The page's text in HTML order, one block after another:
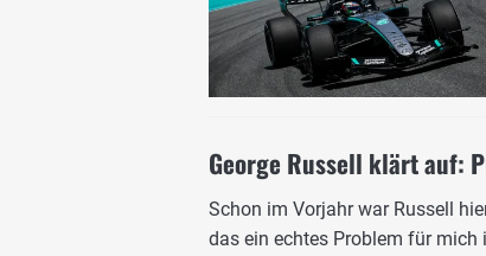
George Russell klärt auf:
Schon im Vorjahr war Russell
das ein echtes Problem für mich